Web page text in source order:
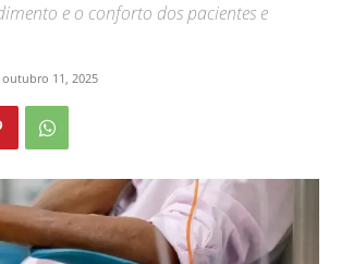
e o conforto dos pacientes e
outubro 11, 2025